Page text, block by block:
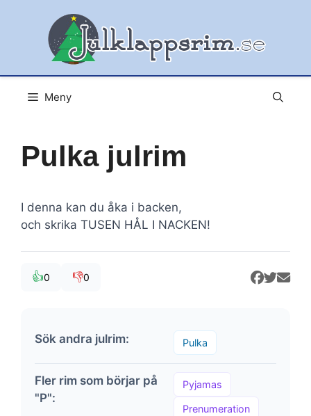
Meny
Pulka julrim
I denna kan du åka i backen,
och skrika TUSEN HÅL I NACKEN!
👍0 👎0
Sök andra julrim: Pulka
Fler rim som börjar på
"P":
Pyjamas
Prenumeration